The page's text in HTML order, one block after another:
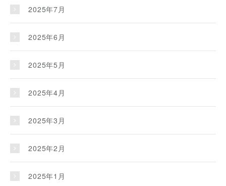
2025年7月
2025年6月
2025年5月
2025年4月
2025年3月
2025年2月
2025年1月